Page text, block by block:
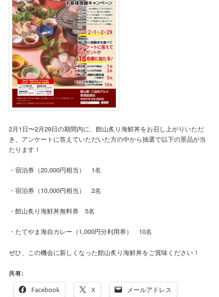
2月1日〜2月29日の期間内に、館山炙り海鮮丼をお召し上がりいただ
き、アンケートに答えていただいた方の中から抽選で以下の景品が当
たります！
・宿泊券（20,000円相当） 1名
・宿泊券（10,000円相当） 2名
・館山炙り海鮮丼無料券 5名
・たてやま海自カレー（1,000円分利用券） 10名
ぜひ、この機会に新しくなった館山炙り海鮮丼をご賞味ください！
共有:
Facebook
X メールアドレス